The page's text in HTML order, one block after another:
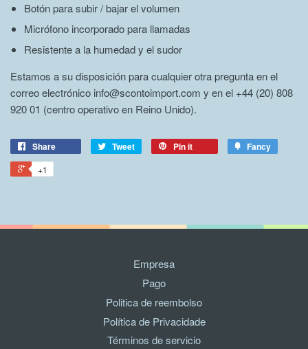
Botón para subir / bajar el volumen
Micrófono incorporado para llamadas
Resistente a la humedad y el sudor
Estamos a su disposición para cualquier otra pregunta en el
correo electrónico info@scontoimport.com y en el +44 (20) 808
920 01 (centro operativo en Reino Unido).
Share Tweet Pin it Fancy
+1
Empresa
Pago
Politica de reembolso
Política de Privacidade
Términos de servicio